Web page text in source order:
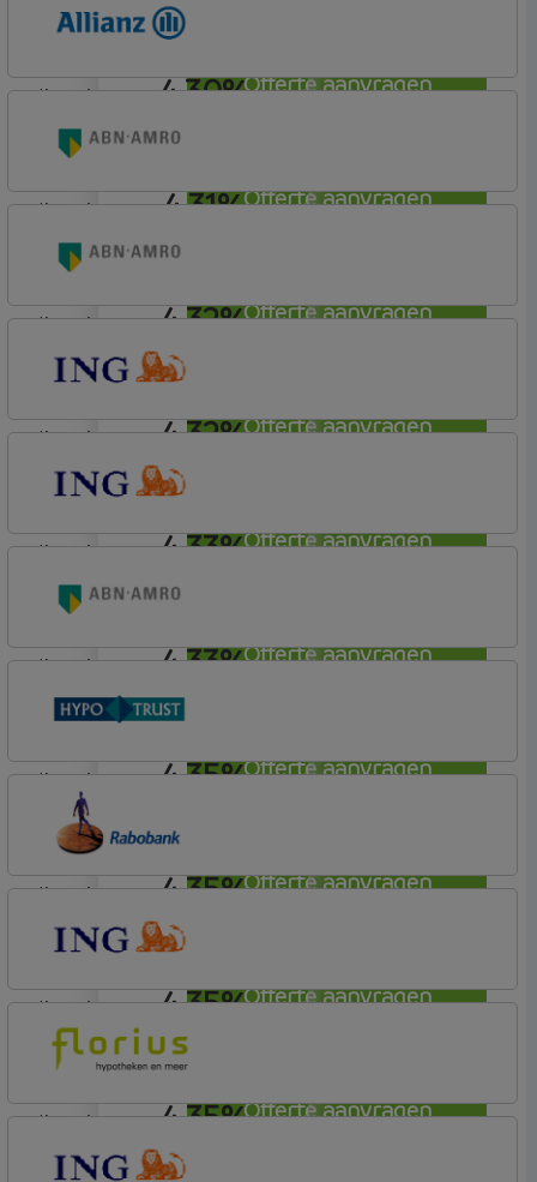
Offerte aanvragen
4,30%
Offerte aanvragen
Elan Plus
lineair
4,31%
Offerte aanvragen
Allianz
lineair
4,32%
Offerte aanvragen
Budget
lineair
4,32%
Offerte aanvragen
Budget
lineair
4,33%
Offerte aanvragen
Basistarief
lineair
4,33%
Offerte aanvragen
Basistarief
lineair
4,35%
Offerte aanvragen
Budget
lineair
4,35%
Offerte aanvragen
Conneqt vh HypoTrust
Elan Plus
lineair
4,35%
Offerte aanvragen
Basisvoorwaarden (incl korting)
lineair
4,35%
ING Bank
Basistarief
lineair
Profijt twaalf